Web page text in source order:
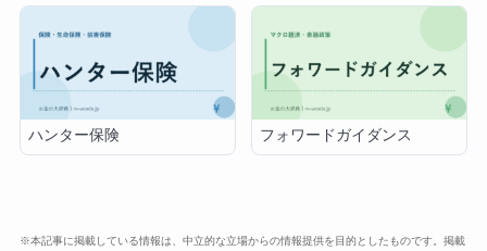
ハンター保険 フォワードガイダンス
※本記事に掲載している情報は、中立的な立場からの情報提供を目的としたものです。掲載